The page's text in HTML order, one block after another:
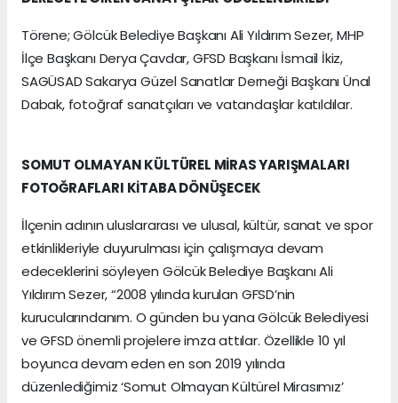
Törene; Gölcük Belediye Başkanı Ali Yıldırım Sezer, MHP
İlçe Başkanı Derya Çavdar, GFSD Başkanı İsmail İkiz,
SAGÜSAD Sakarya Güzel Sanatlar Derneği Başkanı Ünal
Dabak, fotoğraf sanatçıları ve vatandaşlar katıldılar.
SOMUT OLMAYAN KÜLTÜREL MİRAS YARIŞMALARI
FOTOĞRAFLARI KİTABA DÖNÜŞECEK
İlçenin adının uluslararası ve ulusal, kültür, sanat ve spor
etkinlikleriyle duyurulması için çalışmaya devam
edeceklerini söyleyen Gölcük Belediye Başkanı Ali
Yıldırım Sezer, “2008 yılında kurulan GFSD’nin
kurucularındanım. O günden bu yana Gölcük Belediyesi
ve GFSD önemli projelere imza attılar. Özellikle 10 yıl
boyunca devam eden en son 2019 yılında
düzenlediğimiz ‘Somut Olmayan Kültürel Mirasımız’